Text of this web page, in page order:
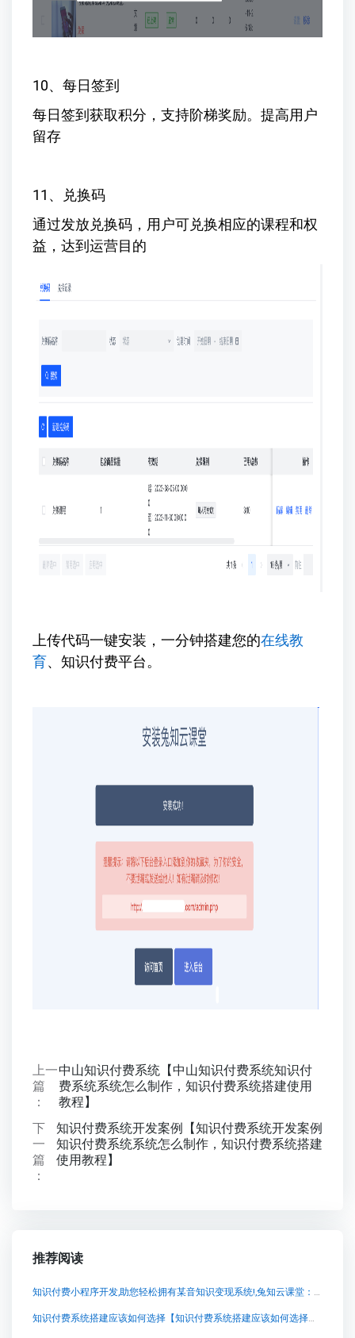
10、每日签到
每日签到获取积分，支持阶梯奖励。提高用户
留存
11、兑换码
通过发放兑换码，用户可兑换相应的课程和权
益，达到运营目的
上传代码一键安装，一分钟搭建您的在线教
育、知识付费平台。
上一
篇
：
中山知识付费系统【中山知识付费系统知识付
费系统系统怎么制作，知识付费系统搭建使用
教程】
下
一
篇
：
知识付费系统开发案例【知识付费系统开发案例
知识付费系统系统怎么制作，知识付费系统搭建
使用教程】
推荐阅读
知识付费小程序开发,助您轻松拥有某音知识变现系统!,兔知云课堂：突破传统的知识付费模式
知识付费系统搭建应该如何选择【知识付费系统搭建应该如何选择知识付费系统系统怎么制作，知识付费系统搭建使用教程】